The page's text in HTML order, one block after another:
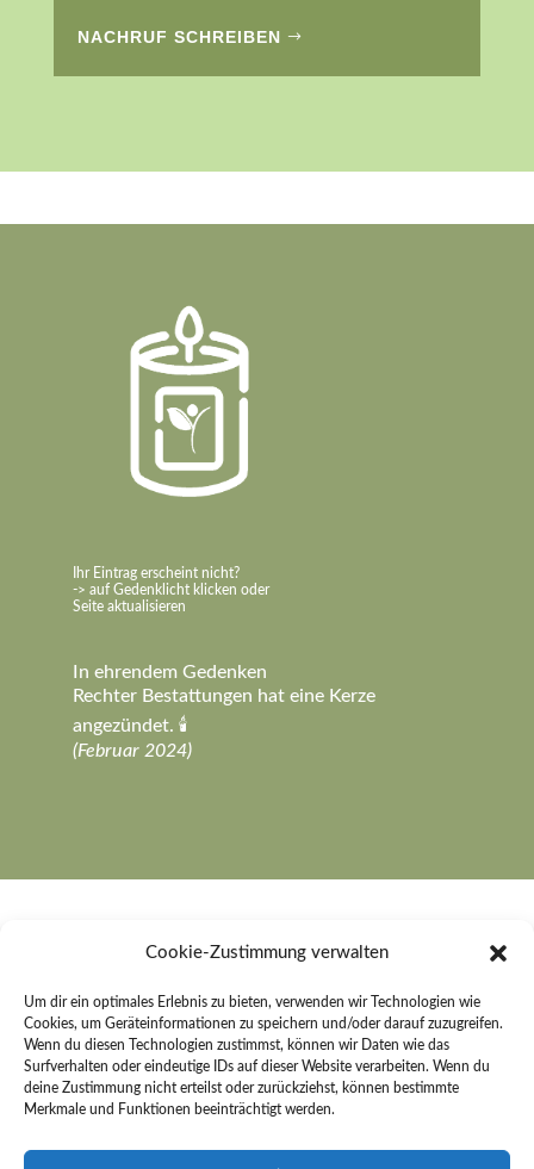
Cookie-Zustimmung verwalten
Um dir ein optimales Erlebnis zu bieten, verwenden wir Technologien wie
Cookies, um Geräteinformationen zu speichern und/oder darauf zuzugreifen.
Wenn du diesen Technologien zustimmst, können wir Daten wie das
Surfverhalten oder eindeutige IDs auf dieser Website verarbeiten. Wenn du
deine Zustimmung nicht erteilst oder zurückziehst, können bestimmte
Merkmale und Funktionen beeinträchtigt werden.
NACHRUF SCHREIBEN
Ihr Eintrag erscheint nicht?
-> auf Gedenklicht klicken oder
Seite aktualisieren
In ehrendem Gedenken
Rechter Bestattungen hat eine Kerze
angezündet. 🕯️
(Februar 2024)
Rechter Bestattungen e. K.
An der Sonnenleite 26
91484 Sugenheim